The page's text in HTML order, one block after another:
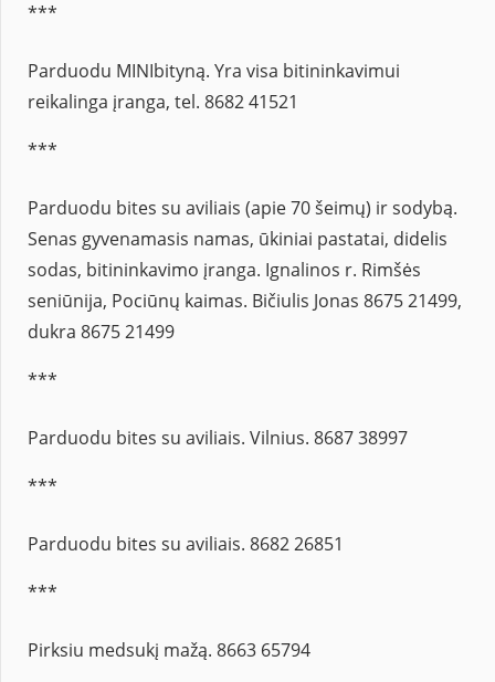
***
Parduodu MINIbityną. Yra visa bitininkavimui
reikalinga įranga, tel. 8682 41521
***
Parduodu bites su aviliais (apie 70 šeimų) ir sodybą.
Senas gyvenamasis namas, ūkiniai pastatai, didelis
sodas, bitininkavimo įranga. Ignalinos r. Rimšės
seniūnija, Pociūnų kaimas. Bičiulis Jonas 8675 21499,
dukra 8675 21499
***
Parduodu bites su aviliais. Vilnius. 8687 38997
***
Parduodu bites su aviliais. 8682 26851
***
Pirksiu medsukį mažą. 8663 65794